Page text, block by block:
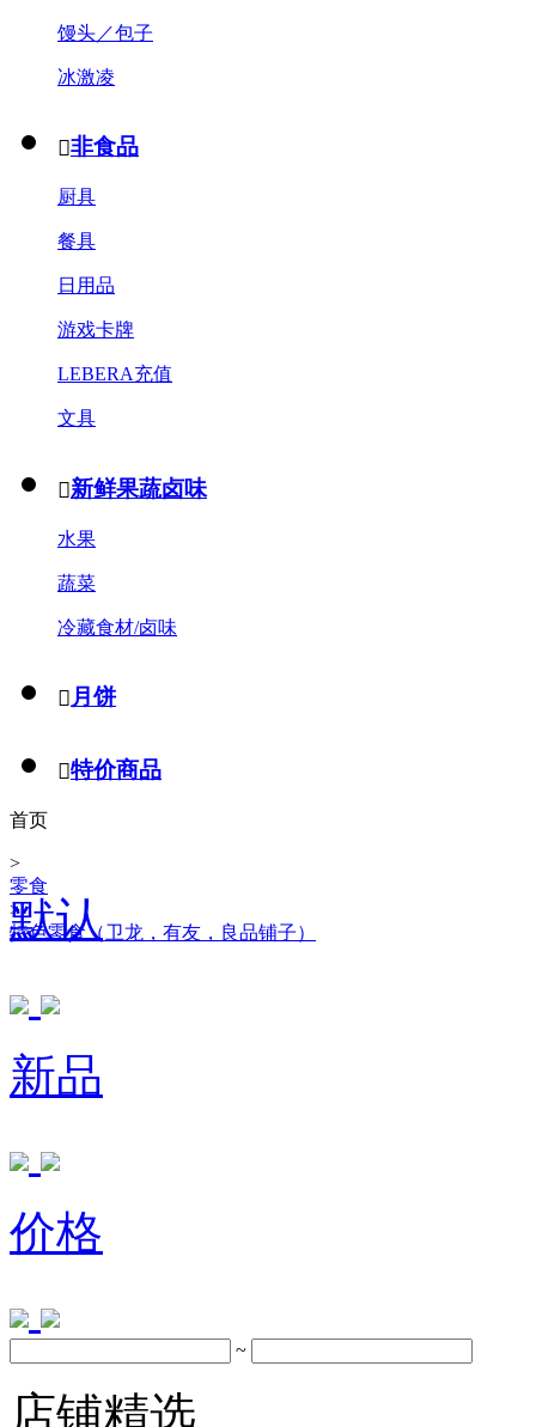
馒头／包子
冰激凌
非食品
厨具
餐具
日用品
游戏卡牌
LEBERA充值
文具
新鲜果蔬卤味
水果
蔬菜
冷藏食材/卤味
月饼
特价商品
首页
>
零食
>
特色零食（卫龙，有友，良品铺子）
默认
新品
价格
~
店铺精选